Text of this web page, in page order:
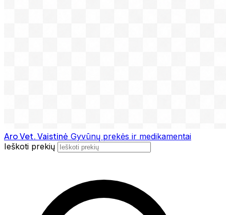
Aro Vet. Vaistinė Gyvūnų prekės ir medikamentai
Ieškoti prekių